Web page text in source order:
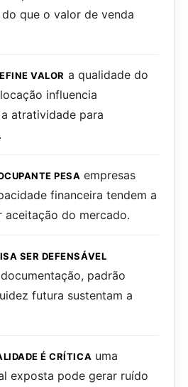
que o valor de venda
VALOR a qualidade do
influencia
atratividade para
PESA empresas
financeira tendem a
aceitação do mercado.
SER DEFENSÁVEL
padrão
futura sustentam a
É CRÍTICA uma
exposta pode gerar ruído